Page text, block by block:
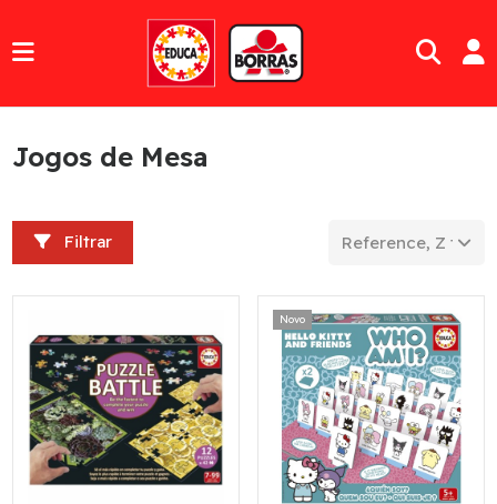
Jogos de Mesa
Filtrar Reference, Z to A
Novo